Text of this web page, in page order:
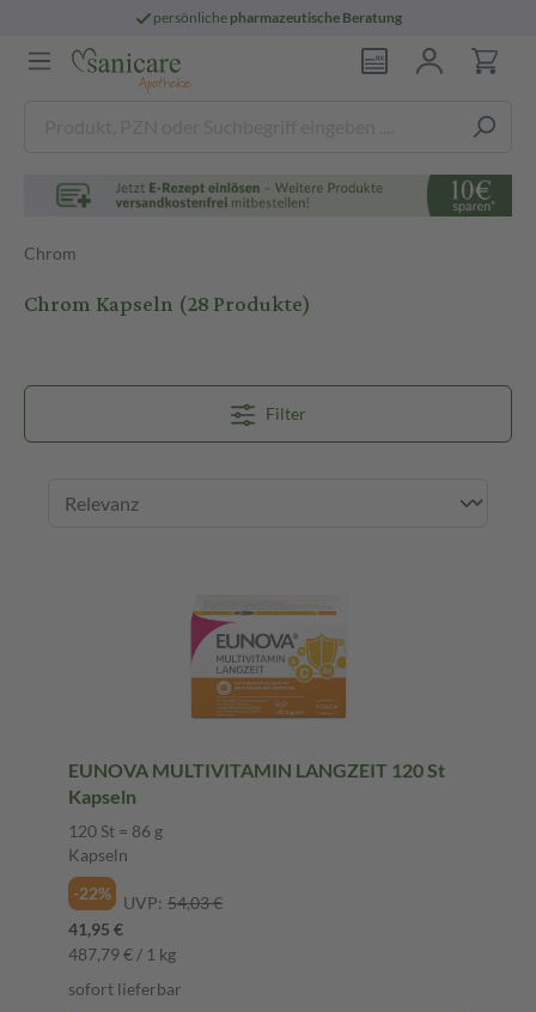
persönliche pharmazeutische Beratung
Chrom
Chrom Kapseln (28 Produkte)
Filter
EUNOVA MULTIVITAMIN LANGZEIT 120 St
Kapseln
120 St = 86 g
Kapseln
-22%
UVP: 54,03 €
41,95 €
487,79 € / 1 kg
sofort lieferbar